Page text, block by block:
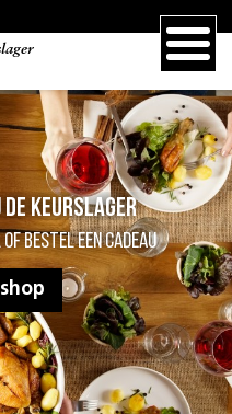
Keurslager
bestel een cadeau